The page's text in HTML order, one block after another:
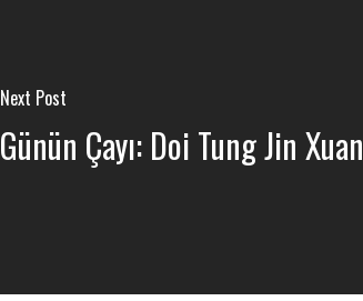
Next Post
Günün Çayı: Doi Tung Jin Xuan